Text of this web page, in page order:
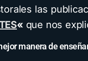
las
«que nos
manera de